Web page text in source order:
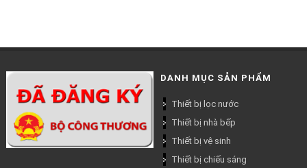
DANH MỤC SẢN PHẨM
Thiết bị lọc nước
Thiết bị nhà bếp
Thiết bị vệ sinh
Thiết bị chiếu sáng